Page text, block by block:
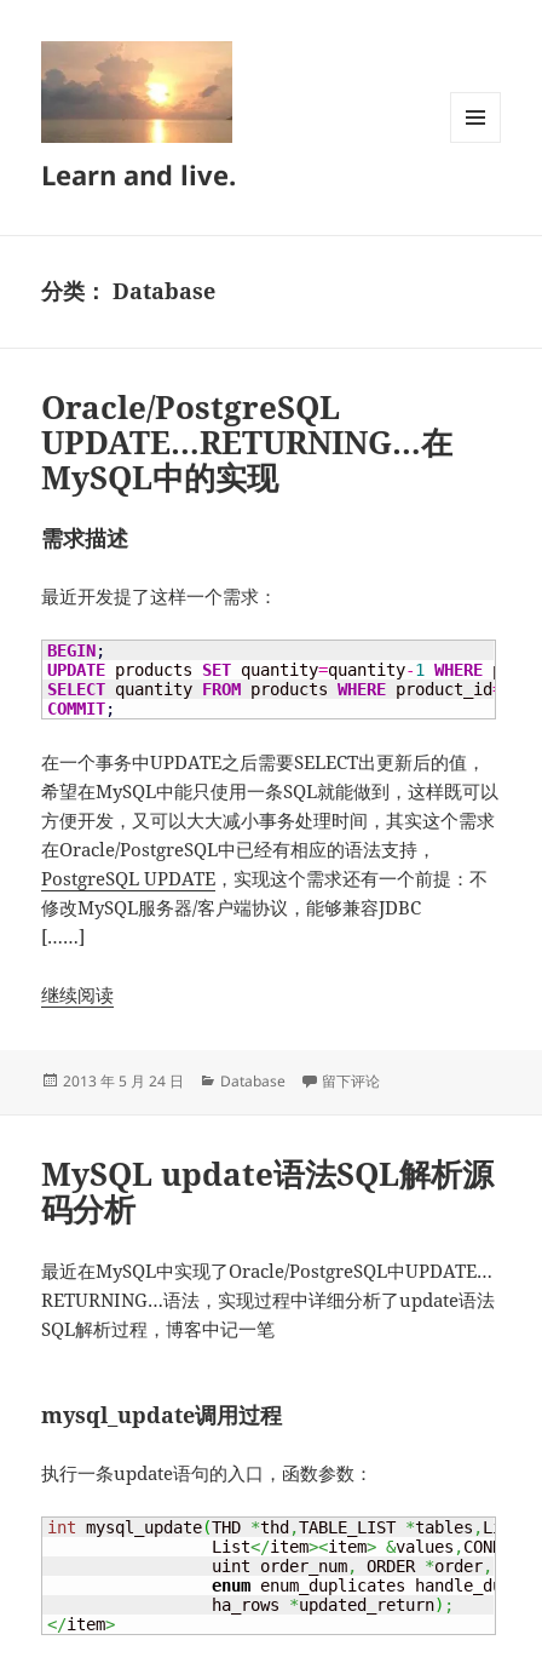
Learn and live.
分类：Database
Oracle/PostgreSQL
UPDATE…RETURNING…在
MySQL中的实现
需求描述
最近开发提了这样一个需求：
BEGIN;
UPDATE products SET quantity=quantity-1 WHERE
SELECT quantity FROM products WHERE product_id=
COMMIT;
在一个事务中UPDATE之后需要SELECT出更新后的值，
希望在MySQL中能只使用一条SQL就能做到，这样既可以
方便开发，又可以大大减小事务处理时间，其实这个需求
在Oracle/PostgreSQL中已经有相应的语法支持，
PostgreSQL UPDATE ，实现这个需求还有一个前提：不
修改MySQL服务器/客户端协议，能够兼容JDBC
[……]
继续阅读
发
2013 年 5 月 24 日
分
Database 于Oracle/PostgreSQL
留下评论
MySQL update语法SQL解析源
码分析
最近在MySQL中实现了Oracle/PostgreSQL中UPDATE…
RETURNING…语法，实现过程中详细分析了update语法
SQL解析过程，博客中记一笔
mysql_update调用过程
执行一条update语句的入口，函数参数：
int mysql_update(THD *thd ,TABLE_LIST *tables ,List
		 List
</item><item> &values ,COND
		 uint order_num
, ORDER *order,
enum enum_duplicates
                 ha_rows
*updated_return) ;
</item>